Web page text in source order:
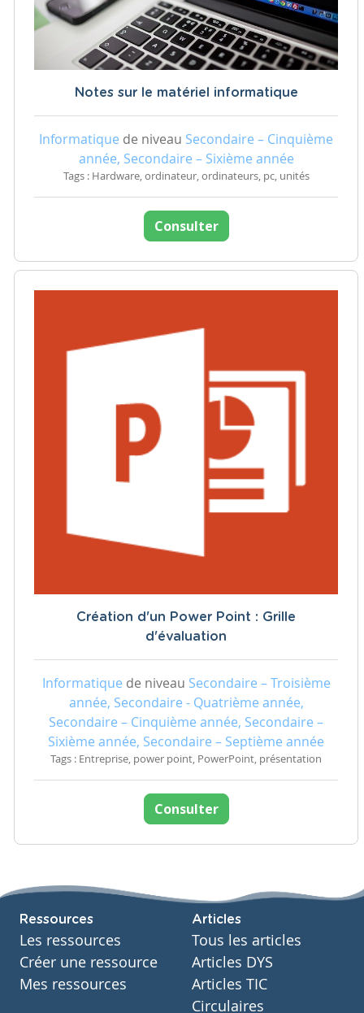
Notes sur le matériel informatique
Informatique de niveau Secondaire – Cinquième
année, Secondaire – Sixième année
Tags : Hardware, ordinateur, ordinateurs, pc, unités
Consulter
Création d'un Power Point : Grille
d'évaluation
Informatique de niveau Secondaire – Troisième
année, Secondaire - Quatrième année,
Secondaire – Cinquième année, Secondaire –
Sixième année, Secondaire – Septième année
Tags : Entreprise, power point, PowerPoint, présentation
Consulter
Ressources
Les ressources
Créer une ressource
Mes ressources
Articles
Tous les articles
Articles DYS
Articles TIC
Circulaires